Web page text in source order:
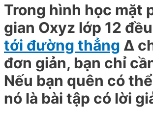
Trong hình học mặt
gian Oxyz lớp 12
tới đường thẳng Δ
đơn giản, bạn chỉ
Nếu bạn quên có
nó là bài tập có lời